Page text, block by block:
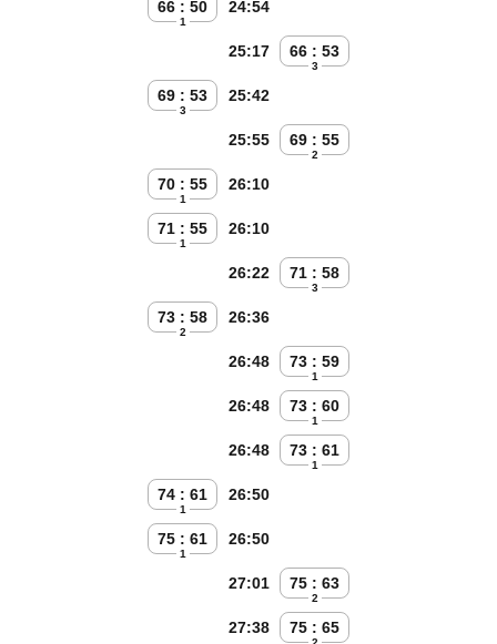
66 : 50
1
24:54
66 : 53
3
25:17
69 : 53
3
25:42
69 : 55
2
25:55
70 : 55
1
26:10
71 : 55
1
26:10
71 : 58
3
26:22
73 : 58
2
26:36
73 : 59
1
26:48
73 : 60
1
26:48
73 : 61
1
26:48
74 : 61
1
26:50
75 : 61
1
26:50
75 : 63
2
27:01
75 : 65
27:38